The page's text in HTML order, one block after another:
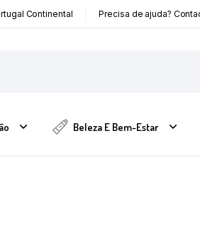
Continental Precisa de ajuda?
Beleza E Bem-Estar